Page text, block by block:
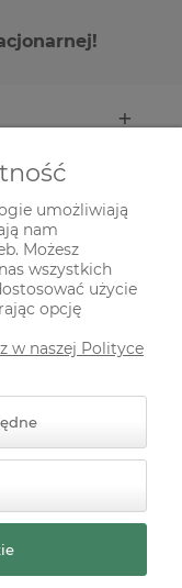
Shoper
umożliwiają
nam
Możesz
wszystkich
użycie
opcję
w naszej Polityce